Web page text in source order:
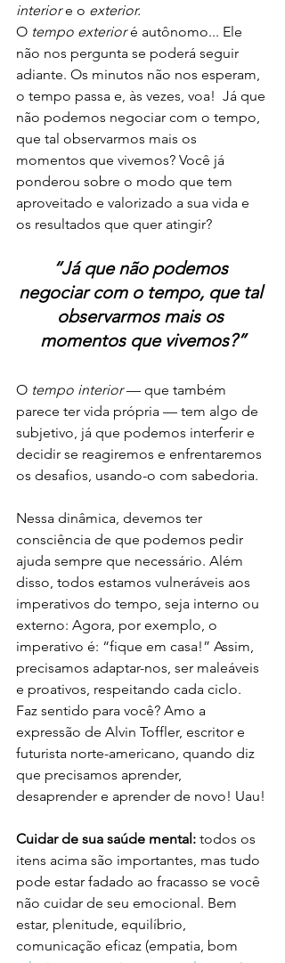
interior e o exterior.
O tempo exterior é autônomo... Ele
não nos pergunta se poderá seguir
adiante. Os minutos não nos esperam,
o tempo passa e, às vezes, voa!  Já que
não podemos negociar com o tempo,
que tal observarmos mais os
momentos que vivemos? Você já
ponderou sobre o modo que tem
aproveitado e valorizado a sua vida e
os resultados que quer atingir?
“Já que não podemos
negociar com o tempo, que tal
observarmos mais os
momentos que vivemos?”
O tempo interior — que também
parece ter vida própria — tem algo de
subjetivo, já que podemos interferir e
decidir se reagiremos e enfrentaremos
os desafios, usando-o com sabedoria.
Nessa dinâmica, devemos ter
consciência de que podemos pedir
ajuda sempre que necessário. Além
disso, todos estamos vulneráveis aos
imperativos do tempo, seja interno ou
externo: Agora, por exemplo, o
imperativo é: “fique em casa!” Assim,
precisamos adaptar-nos, ser maleáveis
e proativos, respeitando cada ciclo.
Faz sentido para você? Amo a
expressão de Alvin Toffler, escritor e
futurista norte-americano, quando diz
que precisamos aprender,
desaprender e aprender de novo! Uau!
Cuidar de sua saúde mental: todos os
itens acima são importantes, mas tudo
pode estar fadado ao fracasso se você
não cuidar de seu emocional. Bem
estar, plenitude, equilíbrio,
comunicação eficaz (empatia, bom